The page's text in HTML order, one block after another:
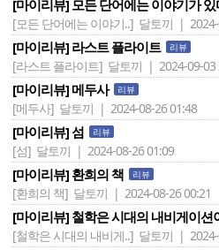
[마이리뷰] 모든 단어에는 이야기가
[모든 단어에는 이야기..] 달토끼 | 2024-
[마이리뷰] 라스트 플라이트 리뷰
[라스트 플라이트] 달토끼 | 2024-09-03
[마이리뷰] 메두사 리뷰
[메두사] 달토끼 | 2024-08-26 01:48
[마이리뷰] 섬 리뷰
[섬] 달토끼 | 2024-08-26 01:09
[마이리뷰] 환희의 책 리뷰
[환희의 책] 달토끼 | 2024-08-26 00:21
[마이리뷰] 철학은 시대의 내비게이션
[철학은 시대의 내비게..] 달토끼 | 2024-